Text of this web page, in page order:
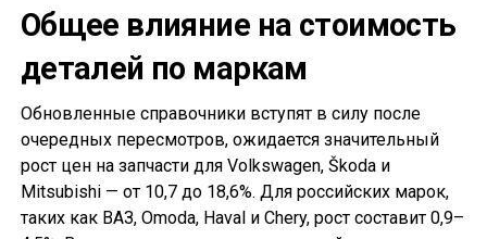
Общее влияние на стоимость
деталей по маркам
Обновленные справочники вступят в силу после
очередных пересмотров, ожидается значительный
рост цен на запчасти для Volkswagen, Škoda и
Mitsubishi — от 10,7 до 18,6%. Для российских марок,
таких как ВАЗ, Omoda, Haval и Chery, рост составит 0,9–